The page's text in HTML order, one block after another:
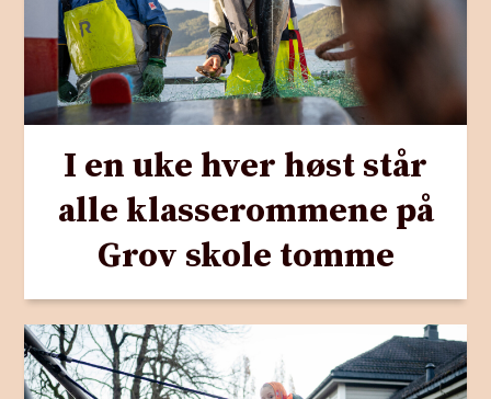
I en uke hver høst står
alle klasserommene på
Grov skole tomme